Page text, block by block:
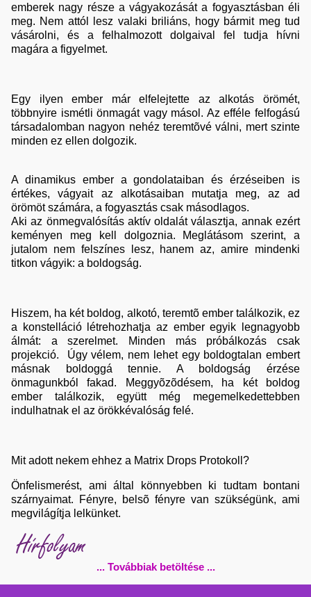
emberek nagy része a vágyakozását a fogyasztásban éli
meg. Nem attól lesz valaki briliáns, hogy bármit meg tud
vásárolni, és a felhalmozott dolgaival fel tudja hívni
magára a figyelmet.
Egy ilyen ember már elfelejtette az alkotás örömét,
többnyire ismétli önmagát vagy másol. Az efféle felfogású
társadalomban nagyon nehéz teremtõvé válni, mert szinte
minden ez ellen dolgozik.
A dinamikus ember a gondolataiban és érzéseiben is
értékes, vágyait az alkotásaiban mutatja meg, az ad
örömöt számára, a fogyasztás csak másodlagos.
Aki az önmegvalósítás aktív oldalát választja, annak ezért
keményen meg kell dolgoznia. Meglátásom szerint, a
jutalom nem felszínes lesz, hanem az, amire mindenki
titkon vágyik: a boldogság.
Hiszem, ha két boldog, alkotó, teremtõ ember találkozik, ez
a konstelláció létrehozhatja az ember egyik legnagyobb
álmát: a szerelmet. Minden más próbálkozás csak
projekció. Úgy vélem, nem lehet egy boldogtalan embert
másnak boldoggá tennie. A boldogság érzése
önmagunkból fakad. Meggyõzõdésem, ha két boldog
ember találkozik, együtt még megemelkedettebben
indulhatnak el az örökkévalóság felé.
Mit adott nekem ehhez a Matrix Drops Protokoll?
Önfelismerést, ami által könnyebben ki tudtam bontani
szárnyaimat. Fényre, belsõ fényre van szükségünk, ami
megvilágítja lelkünket.
Hírfolyam
... Továbbiak betöltése ...